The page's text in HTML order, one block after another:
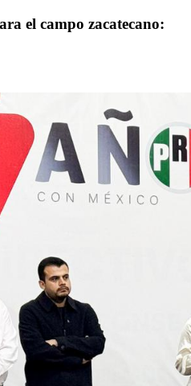
el campo zacatecano: